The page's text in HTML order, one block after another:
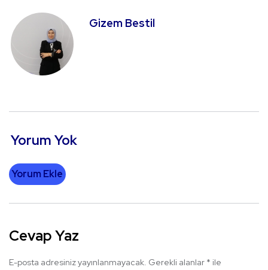
Gizem Bestil
Yorum Yok
Yorum Ekle
Cevap Yaz
E-posta adresiniz yayınlanmayacak. Gerekli alanlar * ile